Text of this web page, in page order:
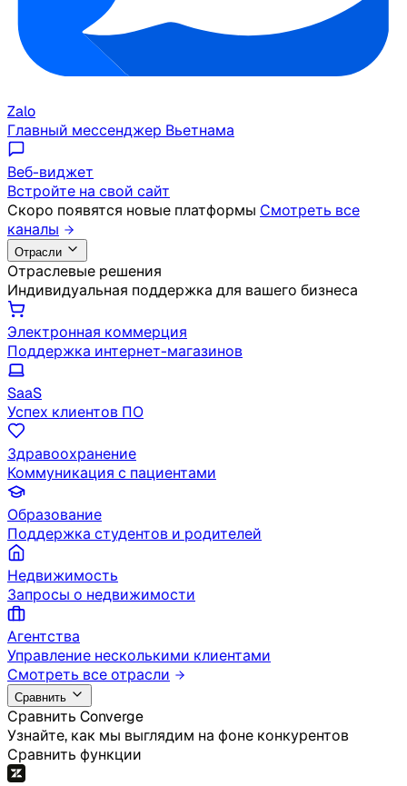
Zalo
Главный мессенджер Вьетнама
Веб-виджет
Встройте на свой сайт
Скоро появятся новые платформы Смотреть все
каналы
Отрасли
Отраслевые решения
Индивидуальная поддержка для вашего бизнеса
Электронная коммерция
Поддержка интернет-магазинов
SaaS
Успех клиентов ПО
Здравоохранение
Коммуникация с пациентами
Образование
Поддержка студентов и родителей
Недвижимость
Запросы о недвижимости
Агентства
Управление несколькими клиентами
Смотреть все отрасли
Сравнить
Сравнить Converge
Узнайте, как мы выглядим на фоне конкурентов
Сравнить функции